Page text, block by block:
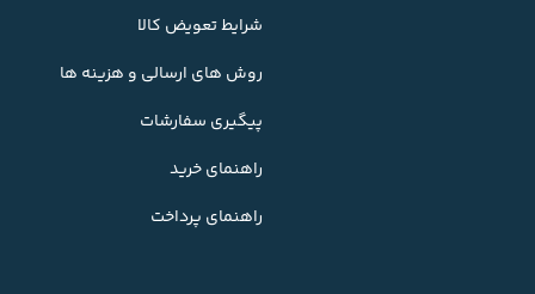
شرایط تعویض کالا
روش های ارسالی و هزینه ها
پیگیری سفارشات
راهنمای خرید
راهنمای پرداخت